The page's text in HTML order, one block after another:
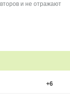
и не отражают
+6